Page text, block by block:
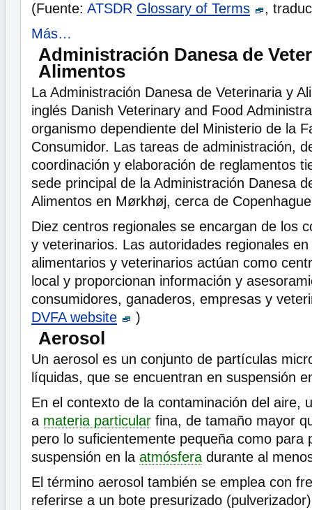
(Fuente: ATSDR Glossary of Terms
,
Más…
Administración Danesa de
Alimentos
La Administración Danesa de Veterinaria y
inglés Danish Veterinary and Food
organismo dependiente del Ministerio de la
Consumidor. Las tareas de administración,
coordinación y elaboración de reglamentos
sede principal de la Administración Danesa
Alimentos en Mørkhøj, cerca de
Diez centros regionales se encargan de los
y veterinarios. Las autoridades regionales
alimentarios y veterinarios actúan como
local y proporcionan información y
consumidores, ganaderos, empresas y
DVFA website
)
Aerosol
Un aerosol es un conjunto de partículas
líquidas, que se encuentran en suspensión
En el contexto de la contaminación del aire,
a materia particular fina, de tamaño mayor
pero lo suficientemente pequeña como para
suspensión en la atmósfera durante al
El término aerosol también se emplea con
referirse a un bote presurizado